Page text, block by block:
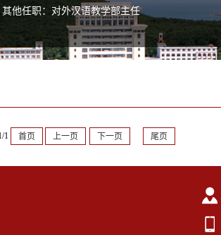
其他任职：对外汉语教学部主任
毕业院校：山东大学
1 首页 上一页 下一页 尾页